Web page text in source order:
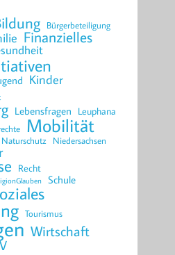
Bürgerbeteiligung
Finanzielles
Kinder
Lebensfragen Leuphana
Mobilität
Naturschutz Niedersachsen
Recht
Schule
Tourismus
Wirtschaft